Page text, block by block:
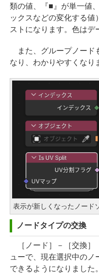
類の値、『■』が単一値
ックスなどの変化する値
ストになります。色はデ
また、グループノード
なり、わかりやすくなり
表示が新しくなったノード
ノードタイプの交換
［ノード］－［交換］
ューで、現在選択中の
できるようになりました。